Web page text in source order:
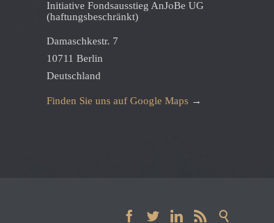
Initiative Fondsausstieg AnJoBe UG
(haftungsbeschränkt)
Damaschkestr. 7
10711 Berlin
Deutschland
Finden Sie uns auf Google Maps →
    